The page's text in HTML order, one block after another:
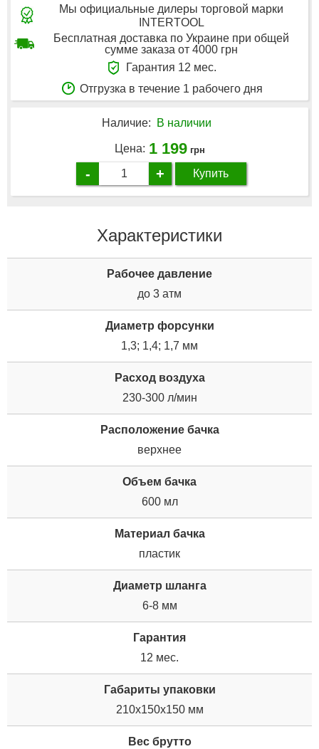
Мы официальные дилеры торговой марки
INTERTOOL
Бесплатная доставка по Украине при общей
сумме заказа от 4000 грн
Гарантия 12 мес.
Отгрузка в течение 1 рабочего дня
Наличие: В наличии
Цена: 1 199 грн
- + Купить
Характеристики
Рабочее давление
до 3 атм
Диаметр форсунки
1,3; 1,4; 1,7 мм
Расход воздуха
230-300 л/мин
Расположение бачка
верхнее
Объем бачка
600 мл
Материал бачка
пластик
Диаметр шланга
6-8 мм
Гарантия
12 мес.
Габариты упаковки
210x150x150 мм
Вес брутто